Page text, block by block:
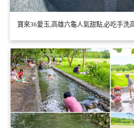
寶來36愛玉,高雄六龜人氣甜點,必吃手洗